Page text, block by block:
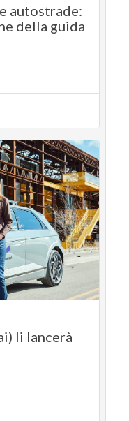
autostrade:
della guida
li lancerà